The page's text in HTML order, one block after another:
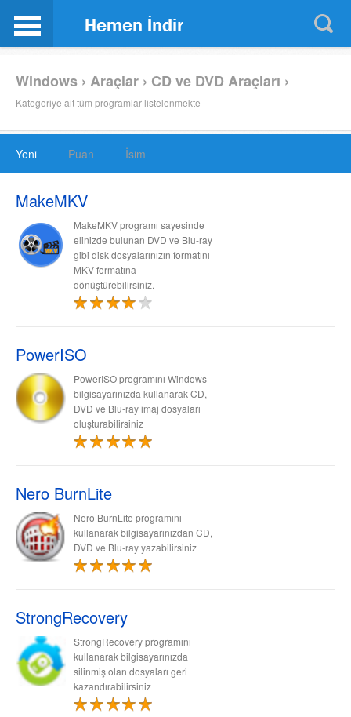
Windows › Araçlar › CD ve DVD Araçları ›
Kategoriye ait tüm programlar listelenmekte
Yeni Puan İsim
MakeMKV
MakeMKV programı sayesinde
elinizde bulunan DVD ve Blu-ray
gibi disk dosyalarınızın formatını
MKV formatına
dönüştürebilirsiniz.
PowerISO
PowerISO programını Windows
bilgisayarınızda kullanarak CD,
DVD ve Blu-ray imaj dosyaları
oluşturabilirsiniz
Nero BurnLite
Nero BurnLite programını
kullanarak bilgisayarınızdan CD,
DVD ve Blu-ray yazabilirsiniz
StrongRecovery
StrongRecovery programını
kullanarak bilgisayarınızda
silinmiş olan dosyaları geri
kazandırabilirsiniz